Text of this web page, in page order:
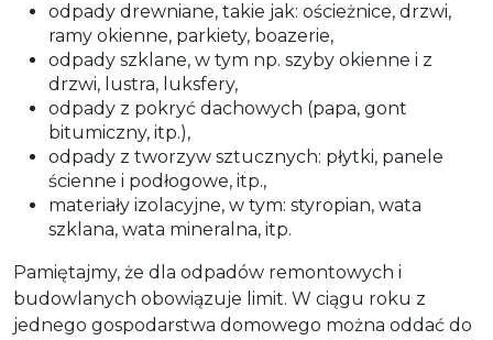
odpady drewniane, takie jak: ościeżnice, drzwi,
ramy okienne, parkiety, boazerie,
odpady szklane, w tym np. szyby okienne i z
drzwi, lustra, luksfery,
odpady z pokryć dachowych (papa, gont
bitumiczny, itp.),
odpady z tworzyw sztucznych: płytki, panele
ścienne i podłogowe, itp.,
materiały izolacyjne, w tym: styropian, wata
szklana, wata mineralna, itp.
Pamiętajmy, że dla odpadów remontowych i
budowlanych obowiązuje limit. W ciągu roku z
jednego gospodarstwa domowego można oddać do